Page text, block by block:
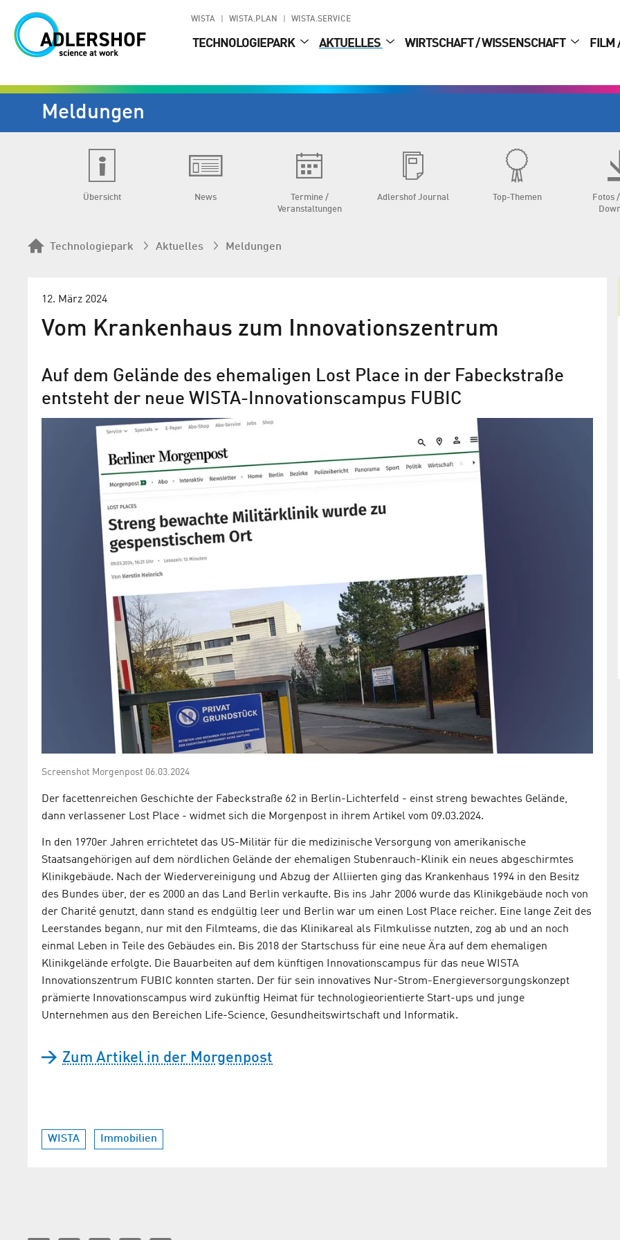
WISTA WISTA.PLAN WISTA.SERVICE
TECHNOLOGIEPARK AKTUELLES WIRTSCHAFT / WISSENSCHAFT FILM
Meldungen
Übersicht News
Termine /
Veranstaltungen
Adlershof Journal Top-Themen
Fotos
Technologiepark Aktuelles Meldungen
12. März 2024
Vom Krankenhaus zum Innovationszentrum
Auf dem Gelände des ehemaligen Lost Place in der Fabeckstraße
entsteht der neue WISTA-Innovationscampus FUBIC
Screenshot Morgenpost 06.03.2024
Der facettenreichen Geschichte der Fabeckstraße 62 in Berlin-Lichterfeld - einst streng bewachtes Gelände,
dann verlassener Lost Place - widmet sich die Morgenpost in ihrem Artikel vom 09.03.2024.
In den 1970er Jahren errichtetet das US-Militär für die medizinische Versorgung von amerikanische
Staatsangehörigen auf dem nördlichen Gelände der ehemaligen Stubenrauch-Klinik ein neues abgeschirmtes
Klinikgebäude. Nach der Wiedervereinigung und Abzug der Alliierten ging das Krankenhaus 1994 in den Besitz
des Bundes über, der es 2000 an das Land Berlin verkaufte. Bis ins Jahr 2006 wurde das Klinikgebäude noch von
der Charité genutzt, dann stand es endgültig leer und Berlin war um einen Lost Place reicher. Eine lange Zeit des
Leerstandes begann, nur mit den Filmteams, die das Klinikareal als Filmkulisse nutzten, zog ab und an noch
einmal Leben in Teile des Gebäudes ein. Bis 2018 der Startschuss für eine neue Ära auf dem ehemaligen
Klinikgelände erfolgte. Die Bauarbeiten auf dem künftigen Innovationscampus für das neue WISTA
Innovationszentrum FUBIC konnten starten. Der für sein innovatives Nur-Strom-Energie­versorgungs­konzept
prämierte Innovationscampus wird zukünftig Heimat für technologieorientierte Start-ups und junge
Unternehmen aus den Bereichen Life-Science, Gesundheitswirtschaft und Informatik.
Zum Artikel in der Morgenpost
WISTA Immobilien
WISTA und BTB unterzeichnen
Vertrag über Pacht und Betrieb des
Stromnetzes für das FUBIC
Als Betreiberin des Netzes unterstützt die BTB auch
bei der Umsetzung des ALL-ELECTRICITY-Systems
im neuen Innovationszentrum
FUBIC All Electricity Realization
gewinnt den ODH-Quartier Award
In der Kategorie Innovation überzeugte das Nur-
Strom-Energie­versorgungs­konzept für den neuen
Innovationscampus FUBIC im Berliner Südwesten